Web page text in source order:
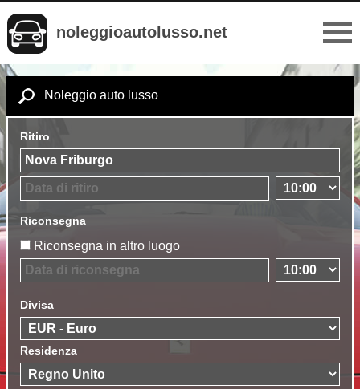
noleggioautolusso.net
Noleggio auto lusso
Ritiro
Riconsegna
Riconsegna in altro luogo
Divisa
Residenza